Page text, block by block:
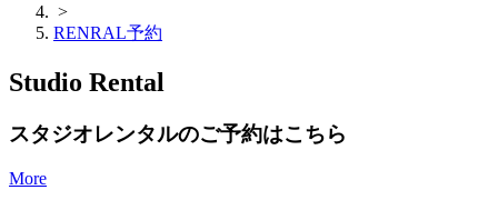
>
RENRAL予約
Studio Rental
スタジオレンタルのご予約はこちら
More